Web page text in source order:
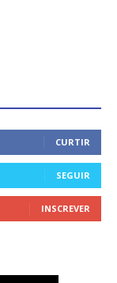
CURTIR
SEGUIR
INSCREVER